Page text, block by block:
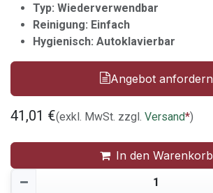
Typ: Wiederverwendbar
Reinigung: Einfach
Hygienisch: Autoklavierbar
Angebot anfordern
41,01 €(exkl. MwSt. zzgl. Versand*)
In den Warenkorb